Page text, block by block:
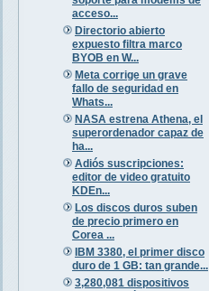
acceso...
Directorio abierto
expuesto filtra marco
BYOB en W...
Meta corrige un grave
fallo de seguridad en
Whats...
NASA estrena Athena, el
superordenador capaz de
ha...
Adiós suscripciones:
editor de video gratuito
KDEn...
Los discos duros suben
de precio primero en
Corea ...
IBM 3380, el primer disco
duro de 1 GB: tan grande...
3,280,081 dispositivos